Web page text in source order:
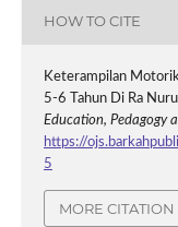
HOW TO CITE
Keterampilan
5-6 Tahun Di Ra
Education, Pedagogy
https://
5
MORE